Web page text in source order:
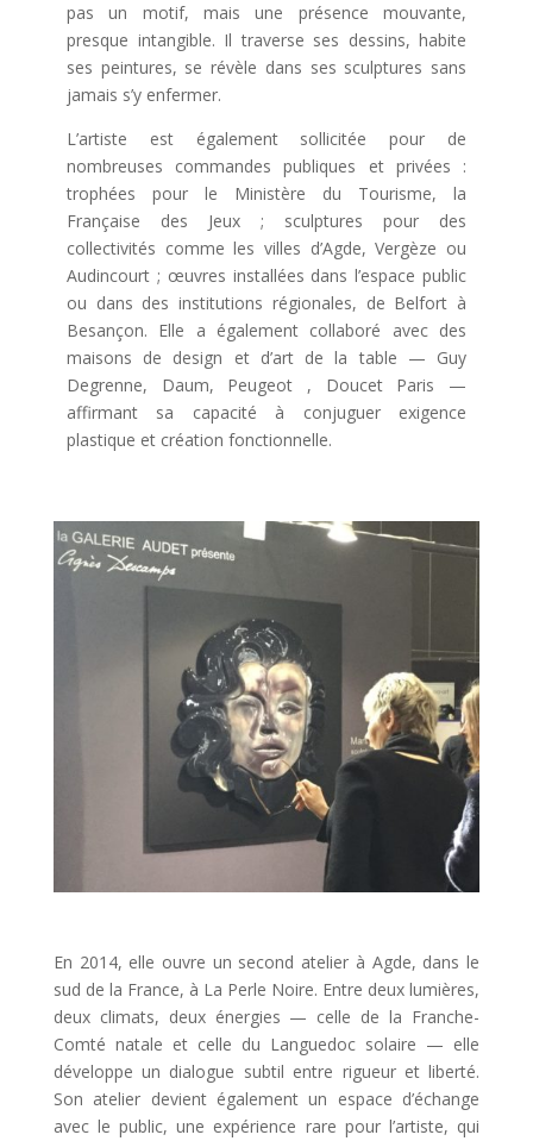
pas un motif, mais une présence mouvante,
presque intangible. Il traverse ses dessins, habite
ses peintures, se révèle dans ses sculptures sans
jamais s’y enfermer.
L’artiste est également sollicitée pour de
nombreuses commandes publiques et privées :
trophées pour le Ministère du Tourisme, la
Française des Jeux ; sculptures pour des
collectivités comme les villes d’Agde, Vergèze ou
Audincourt ; œuvres installées dans l’espace public
ou dans des institutions régionales, de Belfort à
Besançon. Elle a également collaboré avec des
maisons de design et d’art de la table — Guy
Degrenne, Daum, Peugeot , Doucet Paris —
affirmant sa capacité à conjuguer exigence
plastique et création fonctionnelle.
En 2014, elle ouvre un second atelier à Agde, dans le
sud de la France, à La Perle Noire. Entre deux lumières,
deux climats, deux énergies — celle de la Franche-
Comté natale et celle du Languedoc solaire — elle
développe un dialogue subtil entre rigueur et liberté.
Son atelier devient également un espace d’échange
avec le public, une expérience rare pour l’artiste, qui